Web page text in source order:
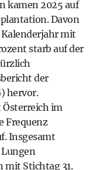
kamen 2025 auf
Davon
mit
starb auf der
der
hervor.
im
Frequenz
Insgesamt
mit Stichtag 31.